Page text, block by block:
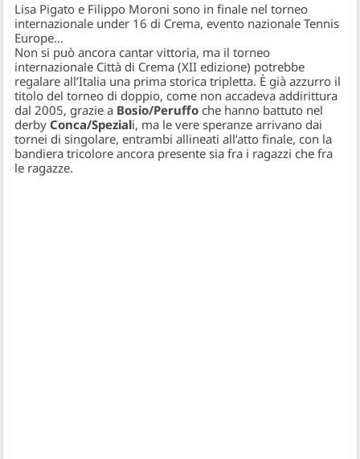
Lisa Pigato e Filippo Moroni sono in finale nel torneo
internazionale under 16 di Crema, evento nazionale Tennis
Europe…
Non si può ancora cantar vittoria, ma il torneo
internazionale Città di Crema (XII edizione) potrebbe
regalare all’Italia una prima storica tripletta. È già azzurro il
titolo del torneo di doppio, come non accadeva addirittura
dal 2005, grazie a Bosio/Peruffo che hanno battuto nel
derbyConca/Speziali, ma le vere speranze arrivano dai
tornei di singolare, entrambi allineati all’atto finale, con la
bandiera tricolore ancora presente sia fra i ragazzi che fra
le ragazze.